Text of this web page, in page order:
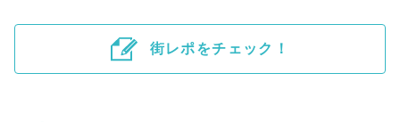
街レポをチェック！